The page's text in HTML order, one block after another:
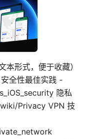
本形式，便于收藏）
全性最佳实践 -
隐私
Privacy VPN 技